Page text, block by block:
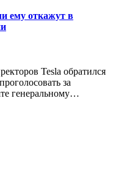
ему откажут в
за
генеральному…